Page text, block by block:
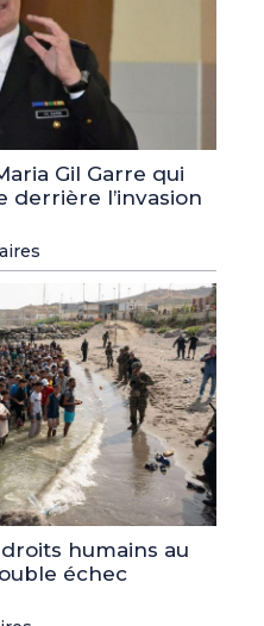
Gil Garre qui
derrière l’invasion
humains au
échec